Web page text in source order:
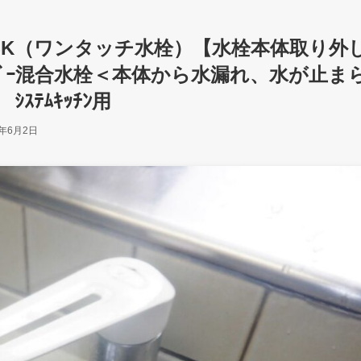
（ワンタッチ水栓）【水栓本体取り外
ｰ混合水栓＜本体から水漏れ、水が止ま
ﾃﾑｷｯﾁﾝ用
6月2日